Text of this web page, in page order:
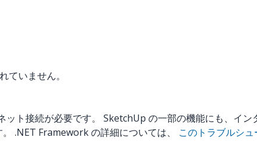
いません。
ト接続が必要です。 SketchUp の一部の機能にも、イン
.NET Framework の詳細については、 このトラブルシ